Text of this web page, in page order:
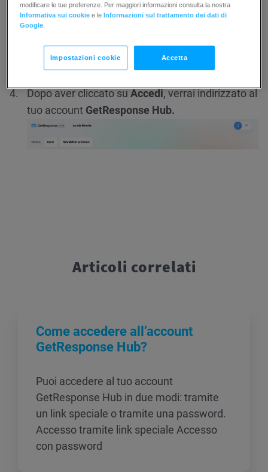
Dopo aver cliccato suAccedi, verrai indirizzato al
tuo account GetResponse Hub.
Articoli correlati
Come accedere all’account
GetResponse Hub?
Puoi accedere al tuo account
GetResponse Hub in due modi: tramite
un link speciale o tramite una password.
Accesso tramite link speciale Accesso
con password
modificare le tue preferenze. Per maggiori informazioni consulta la nostra
Informativa sui cookie e leInformazioni sul trattamento dei dati di
Google
Impostazioni cookie Accetta